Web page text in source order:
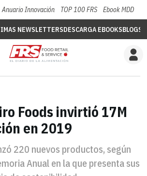
Anuario Innovación TOP 100 FRS Ebook MDD
NEWSLETTERSDESCARGA EBOOKSBLOGS
Foods invirtió 17M
en 2019
220 nuevos productos, según
Anual en la que presenta sus